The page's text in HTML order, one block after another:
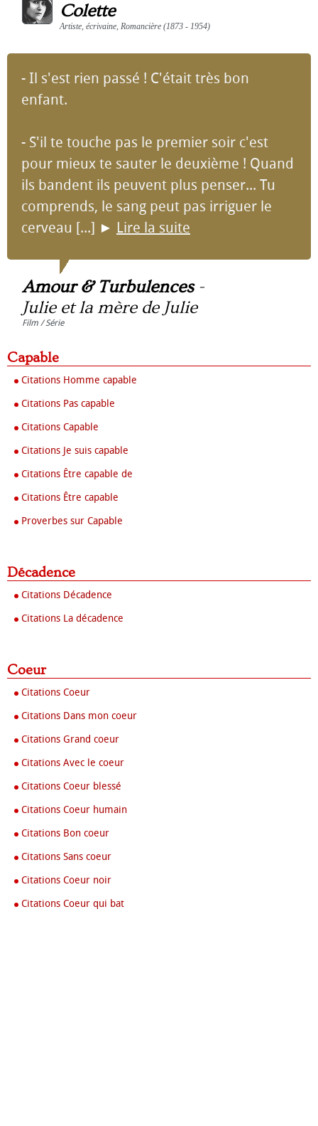
Colette
Artiste, écrivaine, Romancière (1873 - 1954)
- Il s'est rien passé ! C'était très bon
enfant.
- S'il te touche pas le premier soir c'est
pour mieux te sauter le deuxième ! Quand
ils bandent ils peuvent plus penser... Tu
comprends, le sang peut pas irriguer le
cerveau [...] ► Lire la suite
Amour & Turbulences-
Julie et la mère de Julie
Film / Série
Capable
Citations Homme capable
Citations Pas capable
Citations Capable
Citations Je suis capable
Citations Être capable de
Citations Être capable
Proverbes sur Capable
Décadence
Citations Décadence
Citations La décadence
Coeur
Citations Coeur
Citations Dans mon coeur
Citations Grand coeur
Citations Avec le coeur
Citations Coeur blessé
Citations Coeur humain
Citations Bon coeur
Citations Sans coeur
Citations Coeur noir
Citations Coeur qui bat